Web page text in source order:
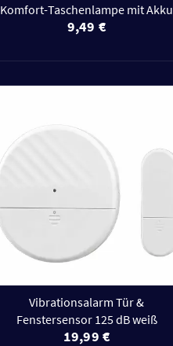
Komfort-Taschenlampe mit Akku
9,49 €
Vibrationsalarm Tür &
Fenstersensor 125 dB weiß
19,99 €